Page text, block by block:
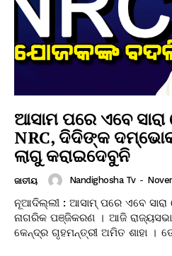
ଆସାମ ପରେ ଏବେ
NRC, ଦିଦିଙ୍କ
ଲାଗୁ କରାଇଦେବୁନି
ଜାତୀୟ Nandighosha Tv -
ନୂଆଦିଲ୍ଲୀ : ଆସାମ୍ ପରେ ଏବେ ସାରା
ନାଗରିକ ପଞ୍ଜିକରଣ । ଆଜି
କେନ୍ଦ୍ର ଗୃହମନ୍ତ୍ରୀ ଅମିତ ଶାହା ।